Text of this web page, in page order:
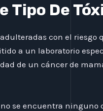
Tipo De
con el riesgo
a un laboratorio
de un cáncer de
se encuentra